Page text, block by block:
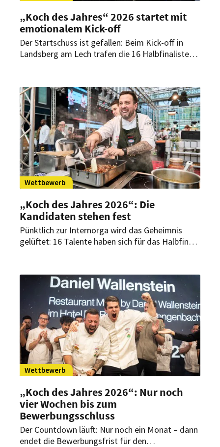
„Koch des Jahres“ 2026 startet mit
emotionalem Kick-off
Der Startschuss ist gefallen: Beim Kick-off in
Landsberg am Lech trafen die 16 Halbfinalisten
vor allem der Austausch – und ein emotionales
Wettbewerbsthema.
Wettbewerb
„Koch des Jahres 2026“: Die
Kandidaten stehen fest
Pünktlich zur Internorga wird das Geheimnis
gelüftet: 16 Talente haben sich für das Halbfinale
um den Einzug ins Finale.
Wettbewerb
„Koch des Jahres 2026“: Nur noch
vier Wochen bis zum
Bewerbungsschluss
Der Countdown läuft: Nur noch ein Monat – dann
endet die Bewerbungsfrist für den